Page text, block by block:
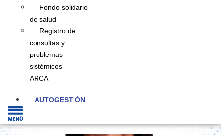
Fondo solidario
de salud
Registro de
consultas y
problemas
sistémicos
ARCA
AUTOGESTIÓN